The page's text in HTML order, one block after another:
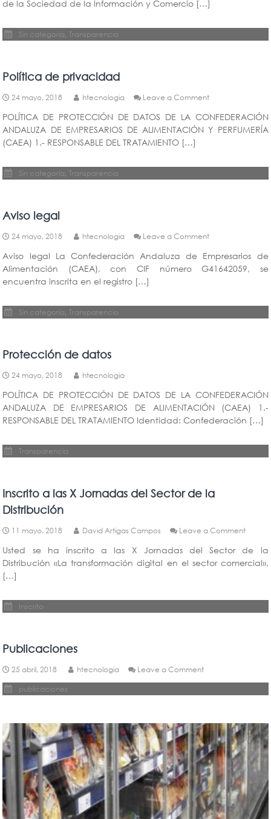
de la Sociedad de la Información y Comercio […]
Sin categoría, Transparencia
Política de privacidad
24 mayo, 2018 htecnologia Leave a Comment
de
privacidad
POLÍTICA DE PROTECCIÓN DE DATOS DE LA CONFEDERACIÓN
ANDALUZA DE EMPRESARIOS DE ALIMENTACIÓN Y PERFUMERÍA
(CAEA) 1.- RESPONSABLE DEL TRATAMIENTO […]
Sin categoría, Transparencia
Aviso legal
24 mayo, 2018 htecnologia Leave a Comment
legal
Aviso legal La Confederación Andaluza de Empresarios de
Alimentación (CAEA), con CIF número G41642059, se
encuentra inscrita en el registro […]
Sin categoría, Transparencia
Protección de datos
24 mayo, 2018 htecnologia
POLÍTICA DE PROTECCIÓN DE DATOS DE LA CONFEDERACIÓN
ANDALUZA DE EMPRESARIOS DE ALIMENTACIÓN (CAEA) 1.-
RESPONSABLE DEL TRATAMIENTO Identidad: Confederación […]
Transparencia
Inscrito a las X Jornadas del Sector de la
Distribución
11 mayo, 2018 David Artigas Campos Leave a Comment
a
las
Usted se ha inscrito a las X Jornadas del Sector de la
Distribución «La transformación digital en el sector comercial»,
[…]
Inscrito
Publicaciones
25 abril, 2018 htecnologia Leave a Comment
publicaciones